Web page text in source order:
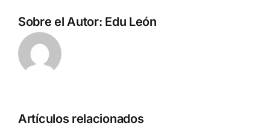
Sobre el Autor: Edu León
Artículos relacionados